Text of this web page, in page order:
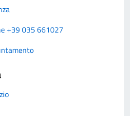
+39 035 661027